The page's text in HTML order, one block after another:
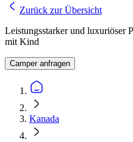
Zurück zur Übersicht
Leistungsstarker und luxuriöser
mit Kind
Camper anfragen
Kanada